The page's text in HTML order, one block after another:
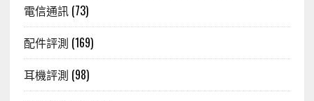
電信通訊(73)
配件評測 (169)
耳機評測 (98)